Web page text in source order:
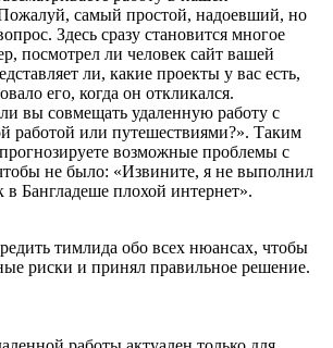
самый простой, надоевший, но
Здесь сразу становится многое
посмотрел ли человек сайт вашей
ли, какие проекты у вас есть,
его, когда он откликался.
вы совмещать удаленную работу с
работой или путешествиями?». Таким
возможные проблемы с
не было: «Извините, я не выполнил
в Бангладеше плохой интернет»‎.
тимлида обо всех нюансах, чтобы
риски и принял правильное решение.